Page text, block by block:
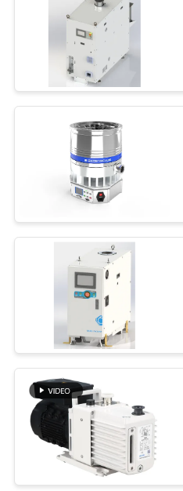
CONTATTACI
CHIEDI UN
PREVENTIVO
COMPRESSOR
MAPPA
POLITICA
SULLA
PRIVACY